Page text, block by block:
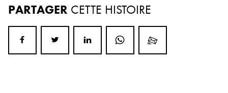
PARTAGER CETTE HISTOIRE